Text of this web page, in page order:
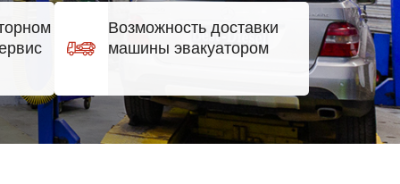
Возможность доставки
машины эвакуатором